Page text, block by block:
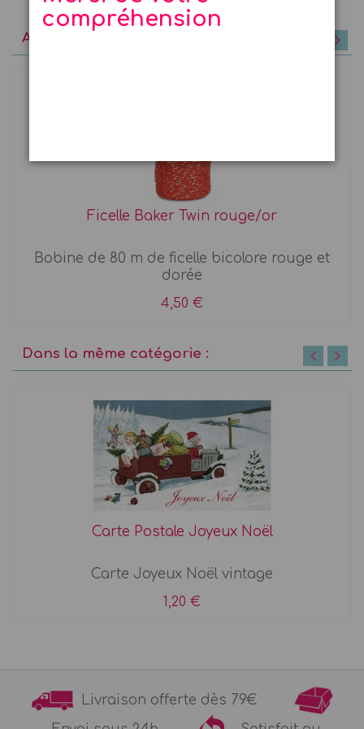
compréhension
A découvrir
Ficelle Baker Twin rouge/or
Bobine de 80 m de ficelle bicolore rouge et
dorée
4,50 €
Dans la même catégorie :
Carte Postale Joyeux Noël
Carte Joyeux Noël vintage
1,20 €
Livraison offerte dès 79€